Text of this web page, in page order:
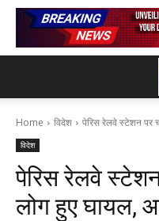
Home विदेश पेरिस रेलवे स्‍टेशन पर
विदेश
पेरिस रेलवे
लोग हुए घायल,